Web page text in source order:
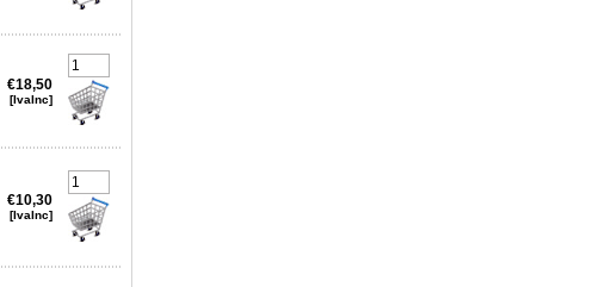
€18,50
[IvaInc]
€10,30
[IvaInc]